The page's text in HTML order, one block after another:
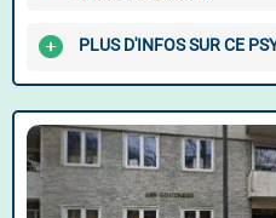
PLUS D'INFOS SUR CE